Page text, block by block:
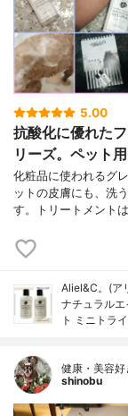
5.00
抗酸化に優れた
リーズ。ペット
化粧品に使われるグ
ットの皮膚にも、洗
す。トリートメント
Aliel&C。(ア
ナチュラル
ト ミニトラ
健康・美容
shinobu